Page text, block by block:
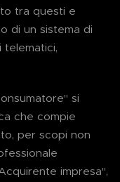
tra questi e
di un sistema di
telematici,
si
che compie
per scopi non
impresa",